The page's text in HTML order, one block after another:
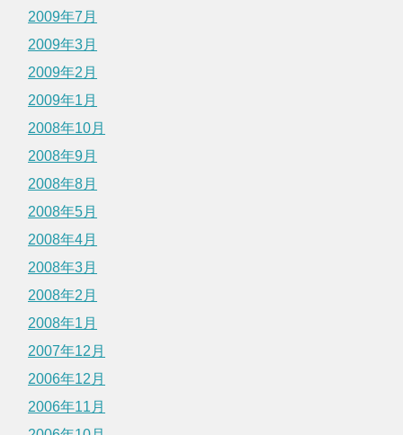
2009年7月
2009年3月
2009年2月
2009年1月
2008年10月
2008年9月
2008年8月
2008年5月
2008年4月
2008年3月
2008年2月
2008年1月
2007年12月
2006年12月
2006年11月